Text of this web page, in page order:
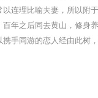
连理比喻夫妻，所以附
年之后同去黄山，修身
手同游的恋人经由此树